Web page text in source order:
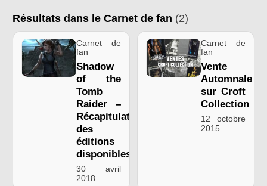
Résultats dans le Carnet de fan (2)
Carnet de
fan
Shadow
of the
Tomb
Raider –
Récapitulatif
des
éditions
disponibles
30 avril
2018
Carnet de
fan
Vente
Automnale
sur Croft
Collection
12 octobre
2015